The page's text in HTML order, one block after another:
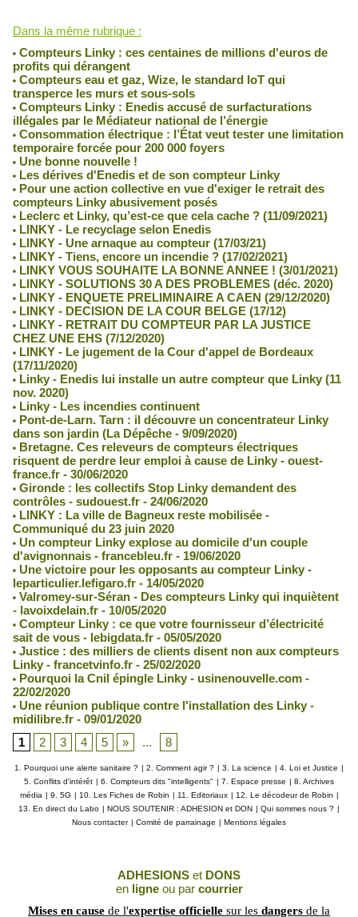
ADHESIONS et DONS
en ligneou par courrier
Mises en cause de l'expertise officielle sur les dangers de la
Dans la même rubrique :
Compteurs Linky : ces centaines de millions d'euros de
profits qui dérangent
Compteurs eau et gaz, Wize, le standard IoT qui
transperce les murs et sous-sols
Compteurs Linky : Enedis accusé de surfacturations
illégales par le Médiateur national de l’énergie
Consommation électrique : l’État veut tester une limitation
temporaire forcée pour 200 000 foyers
Une bonne nouvelle !
Les dérives d'Enedis et de son compteur Linky
Pour une action collective en vue d'exiger le retrait des
compteurs Linky abusivement posés
Leclerc et Linky, qu’est-ce que cela cache ? (11/09/2021)
LINKY - Le recyclage selon Enedis
LINKY - Une arnaque au compteur (17/03/21)
LINKY - Tiens, encore un incendie ? (17/02/2021)
LINKY VOUS SOUHAITE LA BONNE ANNEE ! (3/01/2021)
LINKY - SOLUTIONS 30 A DES PROBLEMES (déc. 2020)
LINKY - ENQUETE PRELIMINAIRE A CAEN (29/12/2020)
LINKY - DECISION DE LA COUR BELGE (17/12)
LINKY - RETRAIT DU COMPTEUR PAR LA JUSTICE
CHEZ UNE EHS (7/12/2020)
LINKY - Le jugement de la Cour d'appel de Bordeaux
(17/11/2020)
Linky - Enedis lui installe un autre compteur que Linky (11
nov. 2020)
Linky - Les incendies continuent
Pont-de-Larn. Tarn : il découvre un concentrateur Linky
dans son jardin (La Dépêche - 9/09/2020)
Bretagne. Ces releveurs de compteurs électriques
risquent de perdre leur emploi à cause de Linky - ouest-
france.fr - 30/06/2020
Gironde : les collectifs Stop Linky demandent des
contrôles - sudouest.fr - 24/06/2020
LINKY : La ville de Bagneux reste mobilisée -
Communiqué du 23 juin 2020
Un compteur Linky explose au domicile d'un couple
d'avignonnais - francebleu.fr - 19/06/2020
Une victoire pour les opposants au compteur Linky -
leparticulier.lefigaro.fr - 14/05/2020
Valromey-sur-Séran - Des compteurs Linky qui inquiètent
- lavoixdelain.fr - 10/05/2020
Compteur Linky : ce que votre fournisseur d’électricité
sait de vous - lebigdata.fr - 05/05/2020
Justice : des milliers de clients disent non aux compteurs
Linky - francetvinfo.fr - 25/02/2020
Pourquoi la Cnil épingle Linky - usinenouvelle.com -
22/02/2020
Une réunion publique contre l'installation des Linky -
midilibre.fr - 09/01/2020
1
2 3 4 5 » ... 8
1. Pourquoi une alerte sanitaire ? | 2. Comment agir ? | 3. La science | 4. Loi et Justice |
5. Conflits d'intérêt | 6. Compteurs dits "intelligents" | 7. Espace presse | 8. Archives
média | 9. 5G | 10. Les Fiches de Robin | 11. Editoriaux | 12. Le décodeur de Robin |
13. En direct du Labo | NOUS SOUTENIR : ADHESION et DON | Qui sommes nous ? |
Nous contacter | Comité de parrainage | Mentions légales